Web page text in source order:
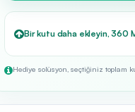
Bir kutu daha ekleyin, 360
Hediye solüsyon, seçtiğiniz toplam